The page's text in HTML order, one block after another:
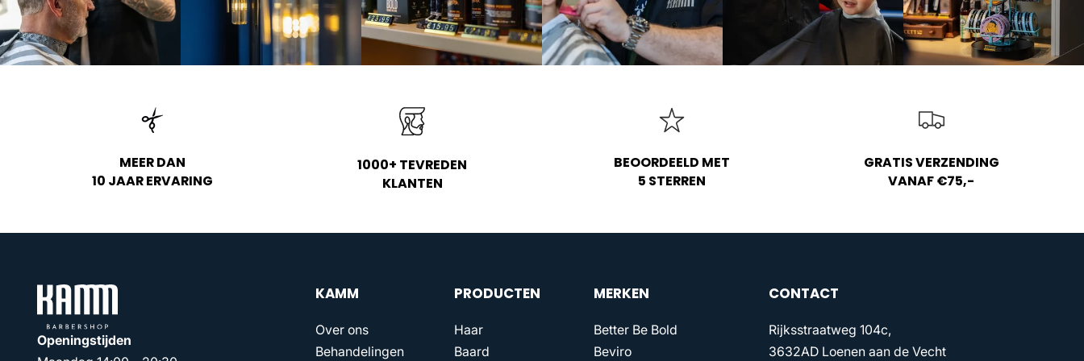
MEER DAN
10 JAAR ERVARING
1000+ TEVREDEN
KLANTEN
BEOORDEELD MET
5 STERREN
GRATIS VERZENDING
VANAF €75,-
Openingstijden
KAMM
Over ons
Behandelingen
PRODUCTEN
Haar
Baard
MERKEN
Better Be Bold
Beviro
CONTACT
Rijksstraatweg 104c,
3632AD Loenen aan de Vecht